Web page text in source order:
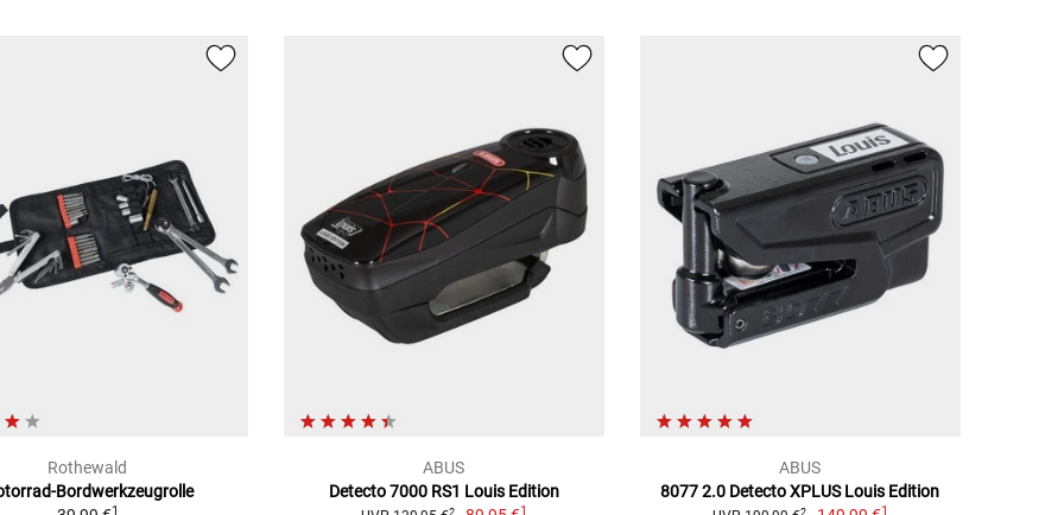
Rothewald
Bordwerkzeugrolle
1
ABUS
Detecto 7000 RS1 Louis Edition
2 1
ABUS
8077 2.0 Detecto XPLUS Louis Edition
2 1